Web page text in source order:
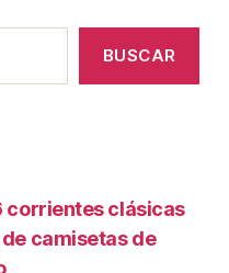
BUSCAR
corrientes clásicas
camisetas de